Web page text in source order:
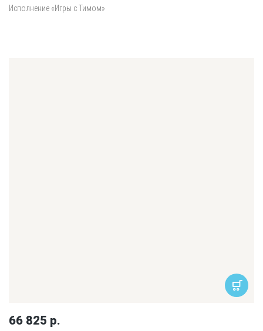
Исполнение «Игры с Тимом»
66 825 р.